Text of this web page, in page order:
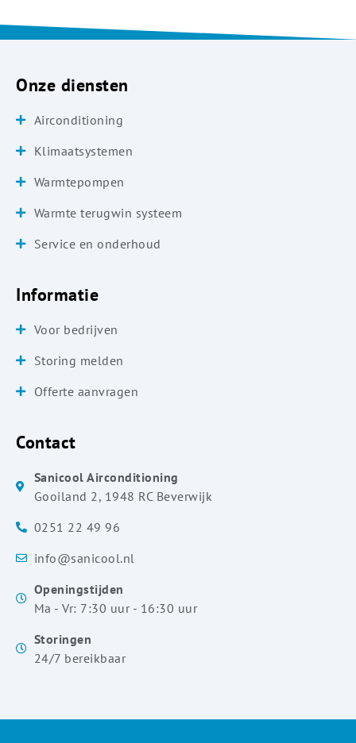
Onze diensten
Airconditioning
Klimaatsystemen
Warmtepompen
Warmte terugwin systeem
Service en onderhoud
Informatie
Voor bedrijven
Storing melden
Offerte aanvragen
Contact
Sanicool Airconditioning
Gooiland 2, 1948 RC Beverwijk
0251 22 49 96
info@sanicool.nl
Openingstijden
Ma - Vr: 7:30 uur - 16:30 uur
Storingen
24/7 bereikbaar